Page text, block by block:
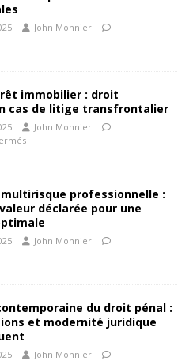
John Monnier
immobilier : droit
cas de litige transfrontalier
John Monnier
multirisque professionnelle :
déclarée pour une
John Monnier
du droit pénal :
et modernité juridique
John Monnier